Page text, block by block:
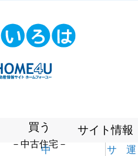
買う
－中古住宅－
中
サイト情報
サ
運